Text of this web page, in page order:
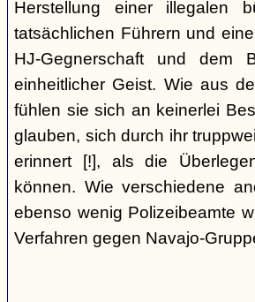
Herstellung einer illegalen
tatsächlichen Führern und
HJ-Gegnerschaft und dem
einheitlicher Geist. Wie aus
fühlen sie sich an keinerlei
glauben, sich durch ihr
erinnert [!], als die
können. Wie verschiedene
ebenso wenig Polizeibeamte
Verfahren gegen Navajo-